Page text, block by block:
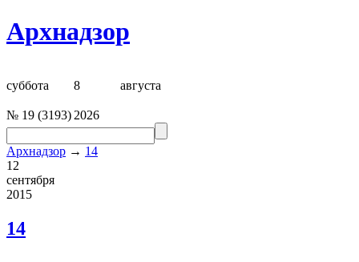
Архнадзор
суббота 8 августа
№ 19 (3193) 2026
Архнадзор → 14
12
сентября
2015
14